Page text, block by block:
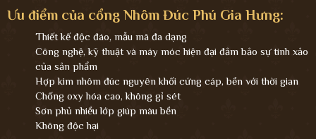
Ưu điểm của cổng Nhôm Đúc Phú Gia Hưng:
Thiết kế độc đáo, mẫu mã đa dạng
Công nghệ, kỹ thuật và máy móc hiện đại đảm bảo sự tinh xảo
của sản phẩm
Hợp kim nhôm đúc nguyên khối cứng cáp, bền với thời gian
Chống oxy hóa cao, không gỉ sét
Sơn phủ nhiều lớp giúp màu bền
Không độc hại